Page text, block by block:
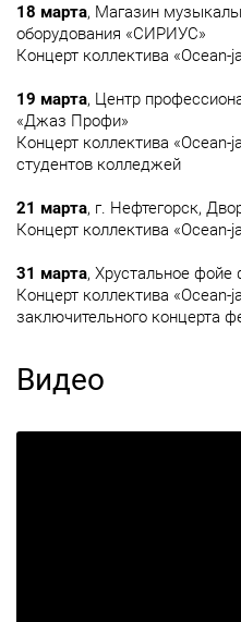
18 марта, Магазин
оборудования «СИРИУС»
Концерт коллектива «Ocean-
19 марта, Центр
«Джаз Профи»
Концерт коллектива «Ocean-
студентов колледжей
21 марта, г. Нефтегорск,
Концерт коллектива «Ocean-
31 марта, Хрустальное
Концерт коллектива «Ocean-
заключительного концерта
Видео